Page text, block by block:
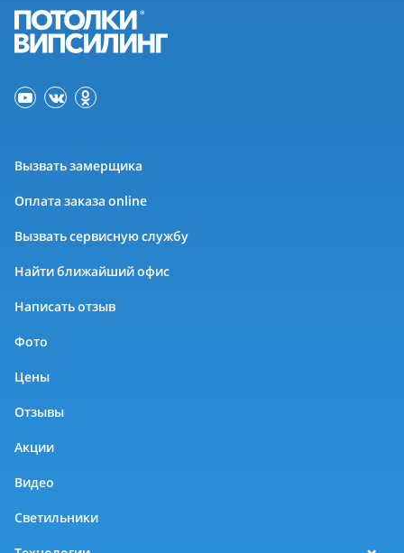
Вызвать замерщика
Оплата заказа online
Вызвать сервисную службу
Найти ближайший офис
Написать отзыв
Фото
Цены
Отзывы
Акции
Видео
Светильники